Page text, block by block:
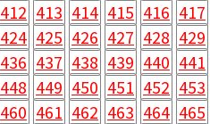
412 413 414 415 416 417
424 425 426 427 428 429
436 437 438 439 440 441
448 449 450 451 452 453
460 461 462 463 464 465